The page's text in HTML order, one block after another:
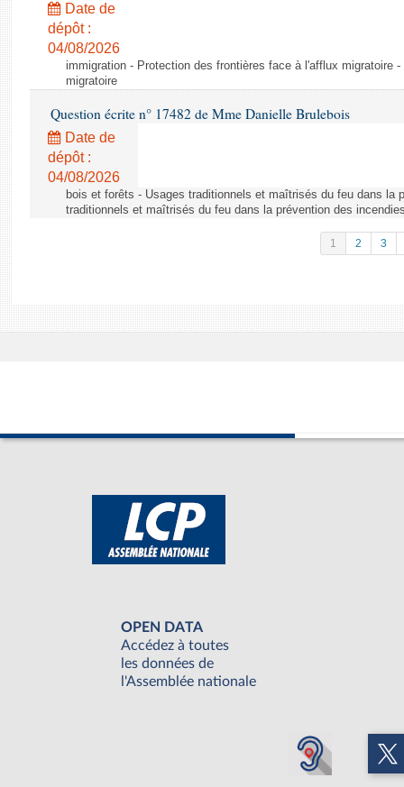
Date de
dépôt :
04/08/2026
immigration - Protection des frontières face à l'afflux migratoire
migratoire
Question écrite n° 17482 de Mme Danielle Brulebois
Date de
dépôt :
04/08/2026
bois et forêts - Usages traditionnels et maîtrisés du feu dans la
traditionnels et maîtrisés du feu dans la prévention des
1 2 3
OPEN DATA
Accédez à toutes
les données de
l'Assemblée nationale